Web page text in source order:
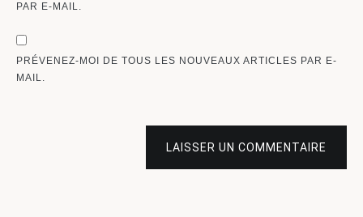
PAR E-MAIL.
PRÉVENEZ-MOI DE TOUS LES NOUVEAUX ARTICLES PAR E-
MAIL.
LAISSER UN COMMENTAIRE